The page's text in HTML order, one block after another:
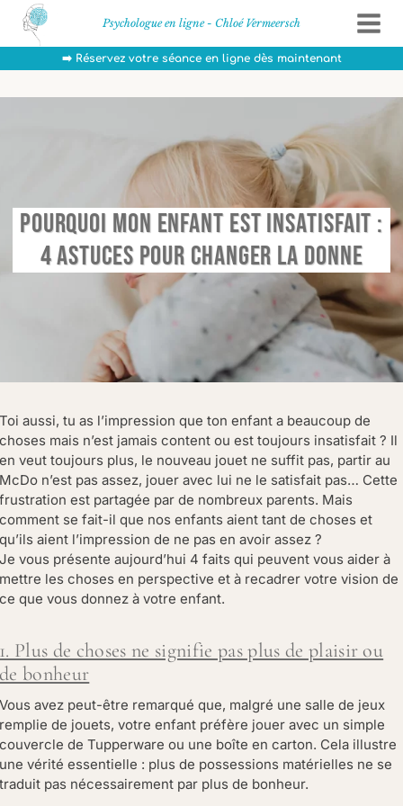
Aller
contenu
Psychologue en ligne - Chloé Vermeersch
➡️ Réservez votre séance en ligne dès maintenant
Pourquoi mon enfant est insatisfait :
4 Astuces pour changer la donne
Toi aussi, tu as l’impression que ton enfant a beaucoup de
choses mais n’est jamais content ou est toujours insatisfait ? Il
en veut toujours plus, le nouveau jouet ne suffit pas, partir au
McDo n’est pas assez, jouer avec lui ne le satisfait pas… Cette
frustration est partagée par de nombreux parents. Mais
comment se fait-il que nos enfants aient tant de choses et
qu’ils aient l’impression de ne pas en avoir assez ?
Je vous présente aujourd’hui 4 faits qui peuvent vous aider à
mettre les choses en perspective et à recadrer votre vision de
ce que vous donnez à votre enfant.
1. Plus de choses ne signifie pas plus de plaisir ou
de bonheur
Vous avez peut-être remarqué que, malgré une salle de jeux
remplie de jouets, votre enfant préfère jouer avec un simple
couvercle de Tupperware ou une boîte en carton. Cela illustre
une vérité essentielle : plus de possessions matérielles ne se
traduit pas nécessairement par plus de bonheur.